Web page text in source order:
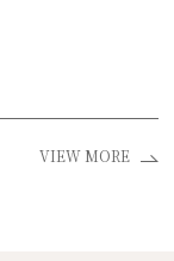
VIEW MORE